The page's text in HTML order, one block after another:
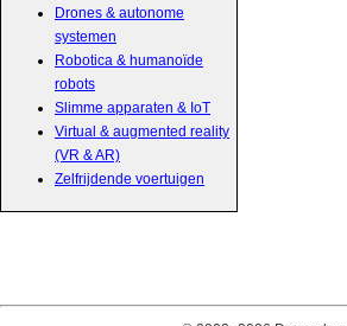
Drones & autonome
systemen
Robotica & humanoïde
robots
Slimme apparaten & IoT
Virtual & augmented reality
(VR & AR)
Zelfrijdende voertuigen